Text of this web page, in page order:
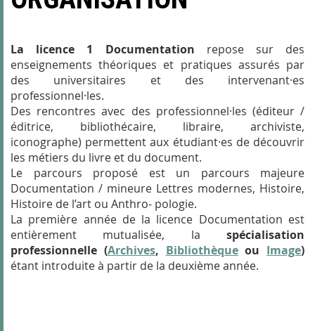
La licence 1 Documentation repose sur des
enseignements théoriques et pratiques assurés par
des universitaires et des intervenant·es
professionnel·les.
Des rencontres avec des professionnel·les (éditeur /
éditrice, bibliothécaire, libraire, archiviste,
iconographe) permettent aux étudiant·es de découvrir
les métiers du livre et du document.
Le parcours proposé est un parcours majeure
Documentation / mineure Lettres modernes, Histoire,
Histoire de l’art ou Anthro- pologie.
La première année de la licence Documentation est
entièrement mutualisée, la spécialisation
professionnelle (Archives, Bibliothèqueou Image)
étant introduite à partir de la deuxième année.